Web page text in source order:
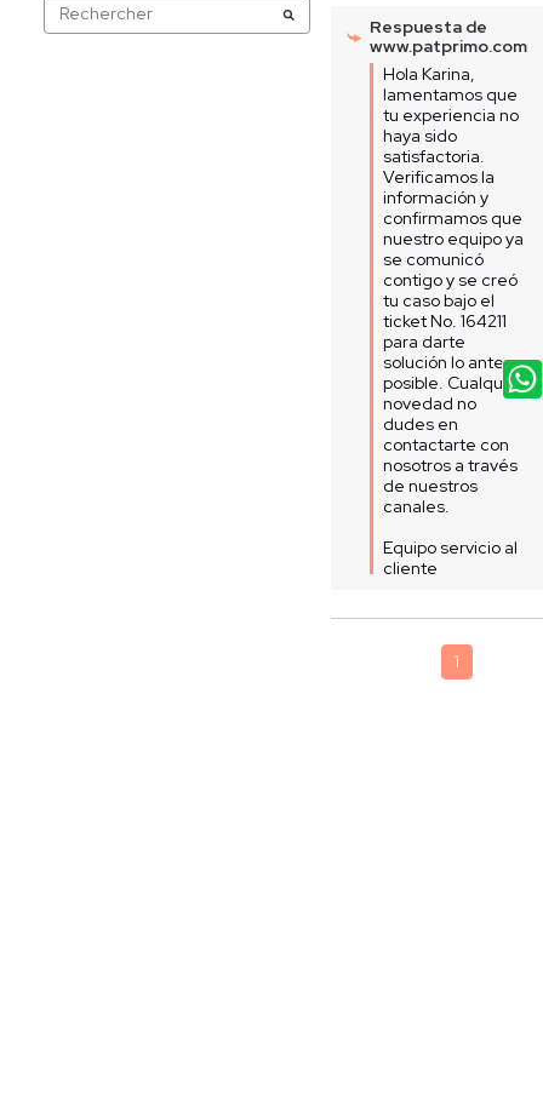
Respuesta de
www.patprimo.com
Hola Karina,
lamentamos que
tu experiencia no
haya sido
satisfactoria.
Verificamos la
información y
confirmamos que
nuestro equipo ya
se comunicó
contigo y se creó
tu caso bajo el
ticket No. 164211
para darte
solución lo antes
posible. Cualquier
novedad no
dudes en
contactarte con
nosotros a través
de nuestros
canales.
Equipo servicio al
cliente
1